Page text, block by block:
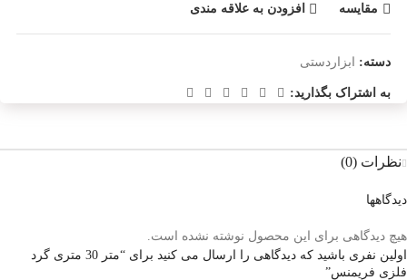
مقایسه افزودن به علاقه مندی
دسته: ابزاردستی
به اشتراک بگذارید:
نظرات (0)
دیدگاهها
هیچ دیدگاهی برای این محصول نوشته نشده است.
اولین نفری باشید که دیدگاهی را ارسال می کنید برای “متر 30 متری گرد
فلزی فریمنس”